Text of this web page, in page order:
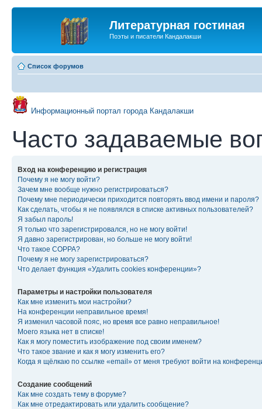
Литературная гостиная
Поэты и писатели Кандалакши
Список форумов
Информационный портал города Кандалакши
Часто задаваемые
Вход на конференцию и регистрация
Почему я не могу войти?
Зачем мне вообще нужно регистрироваться?
Почему мне периодически приходится повторять ввод имени и пароля?
Как сделать, чтобы я не появлялся в списке активных пользователей?
Я забыл пароль!
Я только что зарегистрировался, но не могу войти!
Я давно зарегистрирован, но больше не могу войти!
Что такое COPPA?
Почему я не могу зарегистрироваться?
Что делает функция «Удалить cookies конференции»?
Параметры и настройки пользователя
Как мне изменить мои настройки?
На конференции неправильное время!
Я изменил часовой пояс, но время все равно неправильное!
Моего языка нет в списке!
Как я могу поместить изображение под своим именем?
Что такое звание и как я могу изменить его?
Когда я щёлкаю по ссылке «email» от меня требуют войти на
Создание сообщений
Как мне создать тему в форуме?
Как мне отредактировать или удалить сообщение?